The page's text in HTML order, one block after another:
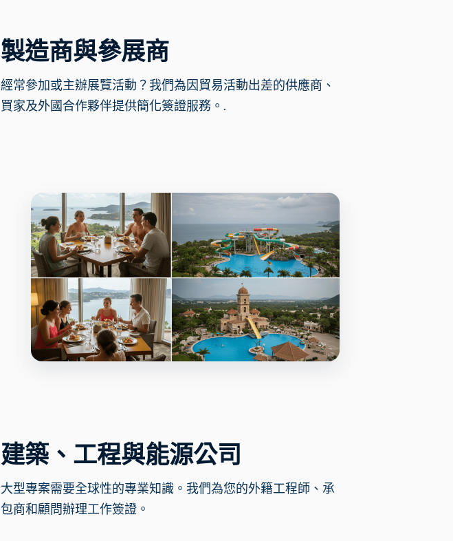
製造商與參展商
經常參加或主辦展覽活動？我們為因貿易活動出差的供應商、
買家及外國合作夥伴提供簡化簽證服務。.
建築、工程與能源公司
大型專案需要全球性的專業知識。我們為您的外籍工程師、承
包商和顧問辦理工作簽證。